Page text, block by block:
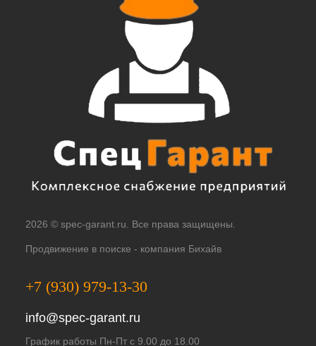
2026 © spec-garant.ru. Все права защищены.
Продвижение в поиске - компания Бихайв
+7 (930) 979-13-30
info@spec-garant.ru
График работы Пн-Пт с 9.00 до 18.00